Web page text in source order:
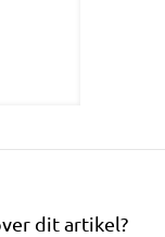
dit artikel?